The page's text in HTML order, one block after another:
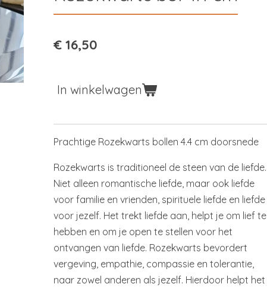
€ 16,50
In winkelwagen
Prachtige Rozekwarts bollen 4.4 cm doorsnede
Rozekwarts is traditioneel de steen van de liefde.
Niet alleen romantische liefde, maar ook liefde
voor familie en vrienden, spirituele liefde en liefde
voor jezelf. Het trekt liefde aan, helpt je om lief te
hebben en om je open te stellen voor het
ontvangen van liefde. Rozekwarts bevordert
vergeving, empathie, compassie en tolerantie,
naar zowel anderen als jezelf. Hierdoor helpt het